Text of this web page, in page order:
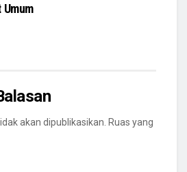
akan dipublikasikan. Ruas yang